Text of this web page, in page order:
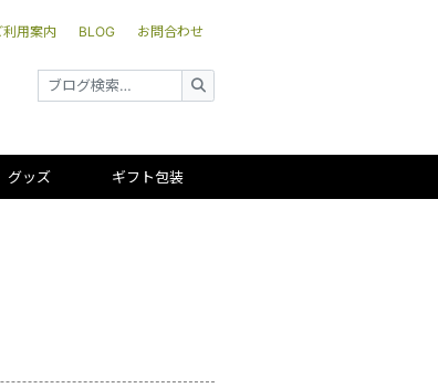
利用案内 BLOG お問合わせ
グッズ ギフト包装